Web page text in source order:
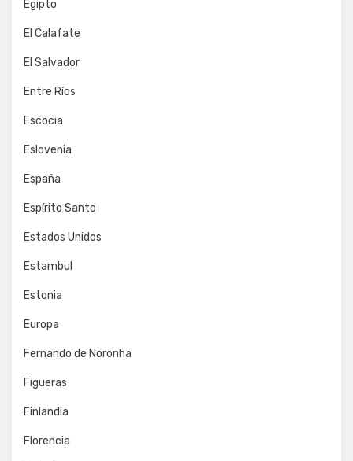
Egipto
El Calafate
El Salvador
Entre Ríos
Escocia
Eslovenia
España
Espírito Santo
Estados Unidos
Estambul
Estonia
Europa
Fernando de Noronha
Figueras
Finlandia
Florencia